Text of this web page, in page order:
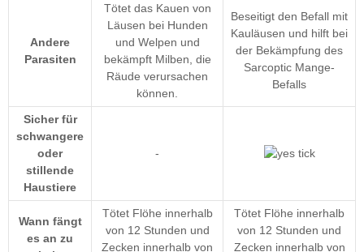
Andere
Parasiten
Tötet das Kauen von
Läusen bei Hunden
und Welpen und
bekämpft Milben, die
Räude verursachen
können.
Beseitigt den Befall mit
Kauläusen und hilft bei
der Bekämpfung des
Sarcoptic Mange-
Befalls
Sicher für
schwangere
oder
stillende
Haustiere
-
Wann fängt
es an zu
Tötet Flöhe innerhalb
von 12 Stunden und
Zecken innerhalb von
Tötet Flöhe innerhalb
von 12 Stunden und
Zecken innerhalb von